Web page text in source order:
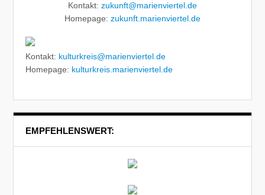
Kontakt: zukunft@marienviertel.de
Homepage: zukunft.marienviertel.de
Kontakt: kulturkreis@marienviertel.de
Homepage: kulturkreis.marienviertel.de
EMPFEHLENSWERT: